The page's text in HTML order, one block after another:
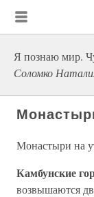
Я познаю мир.
Соломко
Монастыри на
Камбунские
возвышаются